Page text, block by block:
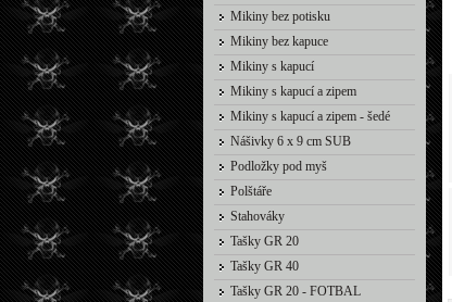
Mikiny bez potisku
Mikiny bez kapuce
Mikiny s kapucí
Mikiny s kapucí a zipem
Mikiny s kapucí a zipem - šedé
Nášivky 6 x 9 cm SUB
Podložky pod myš
Polštáře
Stahováky
Tašky GR 20
Tašky GR 40
Tašky GR 20 - FOTBAL